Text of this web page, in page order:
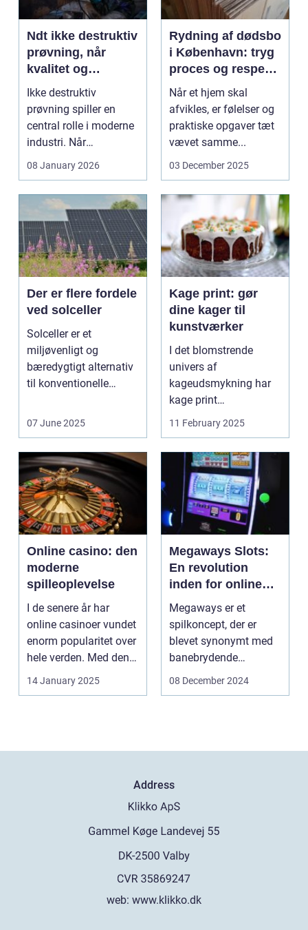
Ndt ikke destruktiv
prøvning, når
kvalitet og
sikkerhed er
afgørende
Ikke destruktiv
prøvning spiller en
central rolle i moderne
industri. Når
svejsninger,
08 January 2026
Rydning af dødsbo
i København: tryg
proces og respekt
for boet
Når et hjem skal
afvikles, er følelser og
praktiske opgaver tæt
vævet samme...
03 December 2025
Der er flere fordele
ved solceller
Solceller er et
miljøvenligt og
bæredygtigt alternativ
til konventionelle
07 June 2025
Kage print: gør
dine kager til
kunstværker
I det blomstrende
univers af
kageudsmykning har
kage print
revolutioneret måden,
11 February 2025
Online casino: den
moderne
spilleoplevelse
I de senere år har
online casinoer vundet
enorm popularitet over
hele verden. Med den
teknolog...
14 January 2025
Megaways Slots:
En revolution
inden for online
spilleautomater
Megaways er et
spilkoncept, der er
blevet synonymt med
banebrydende
innovation inden for
08 December 2024
Address
web: www.klikko.dk